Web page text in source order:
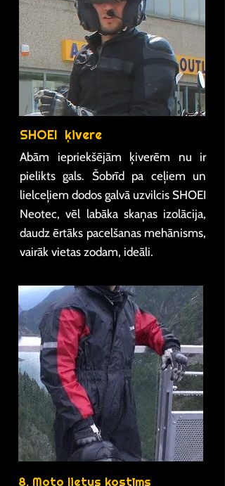
SHOEI ķivere
Abām iepriekšējām ķiverēm nu ir
pielikts gals. Šobrīd pa ceļiem un
lielceļiem dodos galvā uzvilcis SHOEI
Neotec, vēl labāka skaņas izolācija,
daudz ērtāks pacelšanas mehānisms,
vairāk vietas zodam, ideāli.
8. Moto lietus kostīms